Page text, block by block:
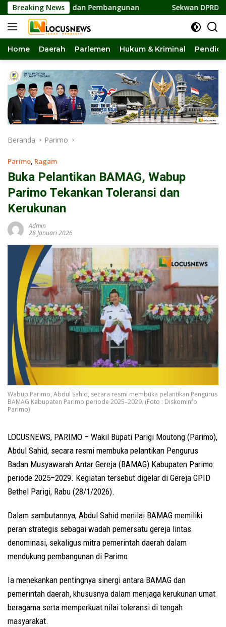
Langsung
ke
konten
Breaking News
dan Pembangunan Sekwan DPRD Sulteng Jadi
Home Daerah Parlemen Hukum & Kriminal
Beranda Parimo
Parimo, Ragam
Buka Pelantikan BAMAG, Wabup
Parimo Tekankan Toleransi dan
Kerukunan
Admin
28 Januari 2026
Wabup Parimo, Abdul Sahid, secara resmi membuka pelantikan Pengurus
BAMAG Kabupaten Parimo periode 2025–2029. (Foto : Diskominfo
Parimo)
LOCUSNEWS, PARIMO – Wakil Bupati Parigi Moutong (Parimo),
Abdul Sahid, secara resmi membuka pelantikan Pengurus
Badan Musyawarah Antar Gereja (BAMAG) Kabupaten Parimo
periode 2025–2029. Kegiatan tersebut digelar di Gereja GPID
Bethel Parigi, Rabu (28/1/2026).
Dalam sambutannya, Abdul Sahid menilai BAMAG memiliki
peran strategis sebagai wadah pemersatu gereja lintas
denominasi, sekaligus mitra pemerintah daerah dalam
mendukung pembangunan di Parimo.
Ia menekankan pentingnya sinergi antara BAMAG dan
pemerintah daerah, khususnya dalam menjaga kerukunan umat
beragama serta memperkuat nilai toleransi di tengah
masyarakat.